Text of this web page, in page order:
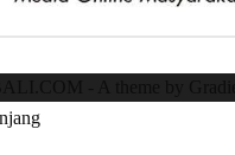
- A theme by